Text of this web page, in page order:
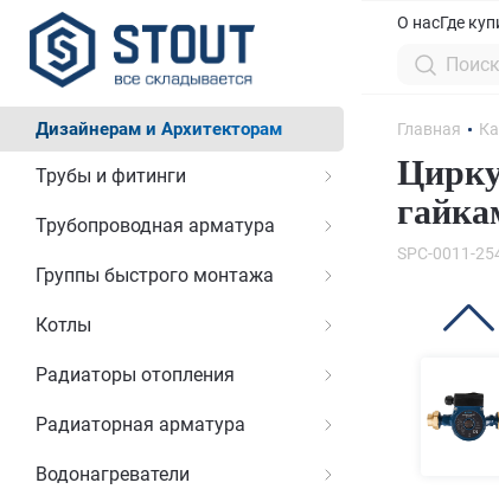
Дизайнерам и Архитекторам
Трубы и фитинги
Трубопроводная арматура
Группы быстрого монтажа
Котлы
Радиаторы отопления
Радиаторная арматура
Водонагреватели
О насГде
Главная
SPC-0011-